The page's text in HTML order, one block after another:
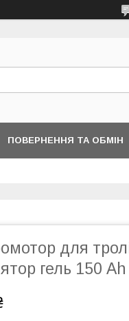
ПОВЕРНЕННЯ ТА ОБМІН
для
гель 150 Ah